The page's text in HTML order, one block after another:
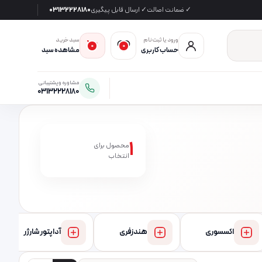
✓ ضمانت اصالت✓ ارسال قابل پیگیری03132228180
ورود یا ثبت‌نام
حساب کاربری 0
0
سبد خرید
مشاهده سبد
مشاوره و پشتیبانی
03132228180
1محصول برای
انتخاب
اکسسوری هندزفری آداپتور شارژر